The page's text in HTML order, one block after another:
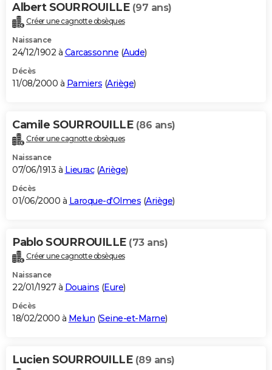
Albert SOURROUILLE (97 ans)
Créer une cagnotte obsèques
Naissance
24/12/1902 à Carcassonne (Aude)
Décès
11/08/2000 à Pamiers (Ariège)
Camile SOURROUILLE (86 ans)
Créer une cagnotte obsèques
Naissance
07/06/1913 à Lieurac(Ariège)
Décès
01/06/2000 à Laroque-d'Olmes (Ariège)
Pablo SOURROUILLE (73 ans)
Créer une cagnotte obsèques
Naissance
22/01/1927 à Douains (Eure)
Décès
18/02/2000 à Melun (Seine-et-Marne)
Lucien SOURROUILLE (89 ans)